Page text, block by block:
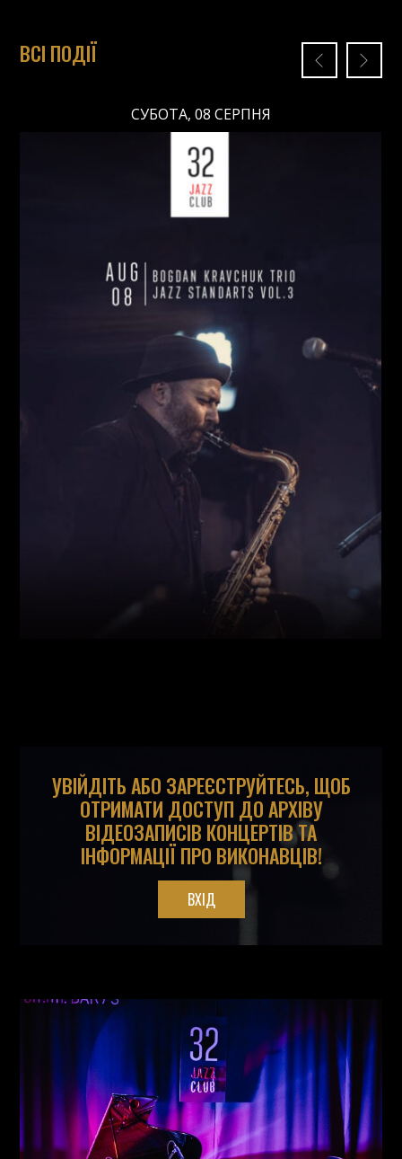
ВСІ ПОДІЇ
СУБОТА, 08 СЕРПНЯ
Ціна:
Богдан Кравчук (Саксофон
,) Олександр Ємець
УВІЙДІТЬ АБО ЗАРЕЄСТРУЙТЕСЬ, ЩОБ
ОТРИМАТИ ДОСТУП ДО АРХІВУ
ВІДЕОЗАПИСІВ КОНЦЕРТІВ ТА
ІНФОРМАЦІЇ ПРО ВИКОНАВЦІВ!
ВХІД